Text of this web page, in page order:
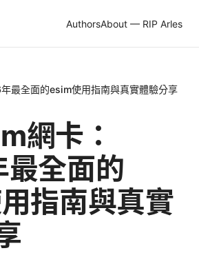
AuthorsAbout — RIP Arles
最全面的esim使用指南與真實體驗分享
網卡：
全面的
指南與真實